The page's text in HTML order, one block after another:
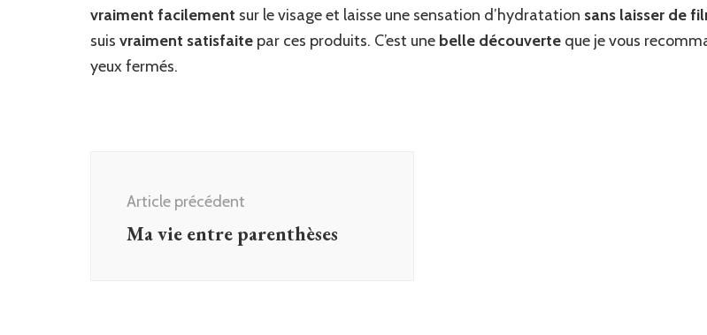
vraiment facilement sur le visage et laisse une sensation d’hydratation sans laisser de
suis vraiment satisfaite par ces produits. C’est une belle découverte que je vous
yeux fermés.
d'article
Article précédent
Ma vie entre parenthèses